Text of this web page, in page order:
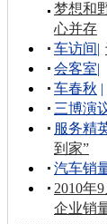
梦想和
心并存
车访间|
会客室|
车春秋 |
三博演
服务精
到家”
汽车销
2010年
企业销